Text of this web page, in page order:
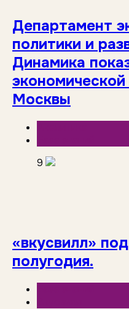
Департамент
политики и
Динамика
Москвы
9
«вкусвилл»
полугодия.